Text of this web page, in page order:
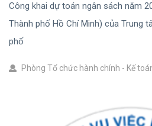
Công khai dự toán ngân sách năm
Thành phố Hồ Chí Minh) của Trung
phố
Phòng Tổ chức hành chính - Kế